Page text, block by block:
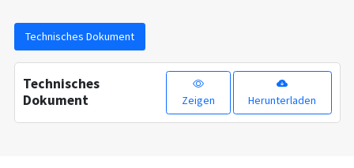
Technisches Dokument
Technisches
Dokument
Zeigen Herunterladen